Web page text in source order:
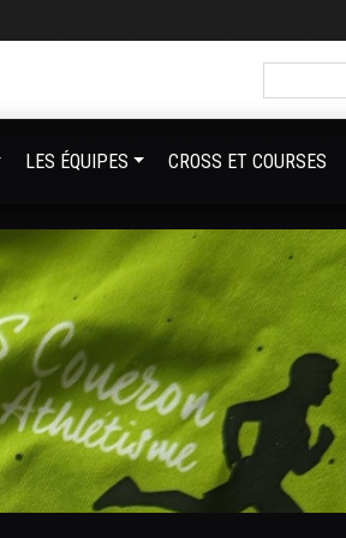
LES ÉQUIPES CROSS ET COURSES